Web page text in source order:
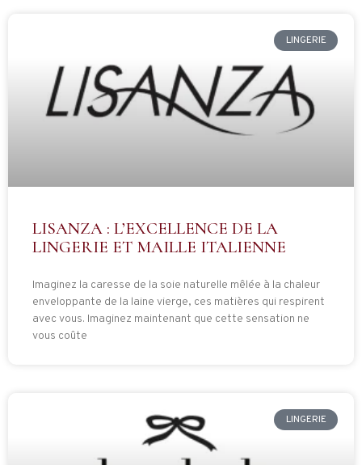
LINGERIE
LISANZA : L’EXCELLENCE DE LA
LINGERIE ET MAILLE ITALIENNE
Imaginez la caresse de la soie naturelle mêlée à la chaleur
enveloppante de la laine vierge, ces matières qui respirent
avec vous. Imaginez maintenant que cette sensation ne
vous coûte
LINGERIE